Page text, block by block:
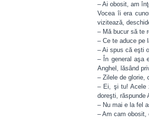
– Ai obosit, am
Vocea îi era
vizitează,
– Mă bucur să te
– Ce te aduce pe
– Ai spus că eşti
– În general aşa
Anghel, lăsând
– Zilele de glorie,
– Ei, şi tu! Acele
doreşti, răspunde
– Nu mai e la fel
– Am cam obosit,